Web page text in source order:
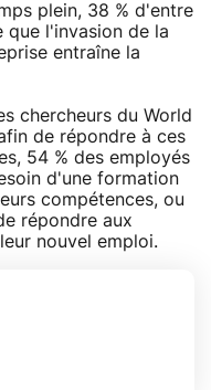
plein, 38 % d'entre
que l'invasion de la
entraîne la
chercheurs du World
de répondre à ces
54 % des employés
d'une formation
compétences, ou
répondre aux
nouvel emploi.